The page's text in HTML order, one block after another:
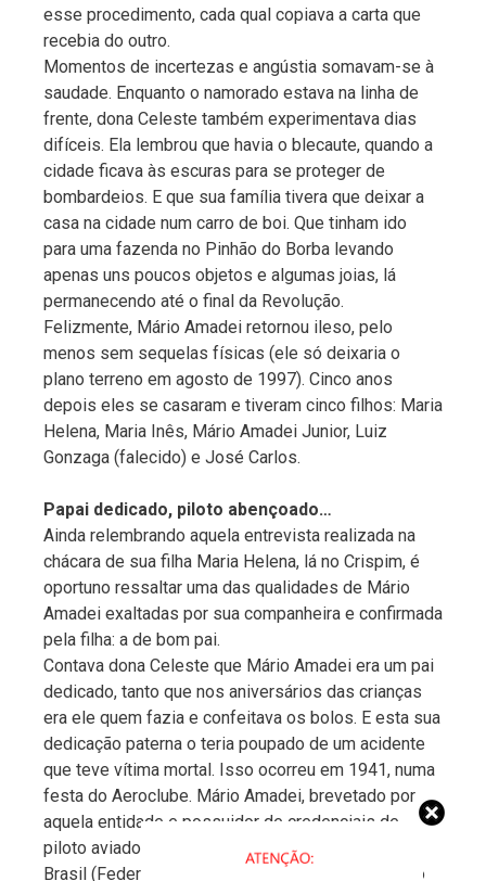
esse procedimento, cada qual copiava a carta que
recebia do outro.
Momentos de incertezas e angústia somavam-se à
saudade. Enquanto o namorado estava na linha de
frente, dona Celeste também experimentava dias
difíceis. Ela lembrou que havia o blecaute, quando a
cidade ficava às escuras para se proteger de
bombardeios. E que sua família tivera que deixar a
casa na cidade num carro de boi. Que tinham ido
para uma fazenda no Pinhão do Borba levando
apenas uns poucos objetos e algumas joias, lá
permanecendo até o final da Revolução.
Felizmente, Mário Amadei retornou ileso, pelo
menos sem sequelas físicas (ele só deixaria o
plano terreno em agosto de 1997). Cinco anos
depois eles se casaram e tiveram cinco filhos: Maria
Helena, Maria Inês, Mário Amadei Junior, Luiz
Gonzaga (falecido) e José Carlos.
Papai dedicado, piloto abençoado…
Ainda relembrando aquela entrevista realizada na
chácara de sua filha Maria Helena, lá no Crispim, é
oportuno ressaltar uma das qualidades de Mário
Amadei exaltadas por sua companheira e confirmada
pela filha: a de bom pai.
Contava dona Celeste que Mário Amadei era um pai
dedicado, tanto que nos aniversários das crianças
era ele quem fazia e confeitava os bolos. E esta sua
dedicação paterna o teria poupado de um acidente
que teve vítima mortal. Isso ocorreu em 1941, numa
festa do Aeroclube. Mário Amadei, brevetado por
aquela entidade e possuidor de credenciais de
piloto aviador civil expedida pelo Aeroclube do
Brasil (Federation Aeronautique Internacionale), do